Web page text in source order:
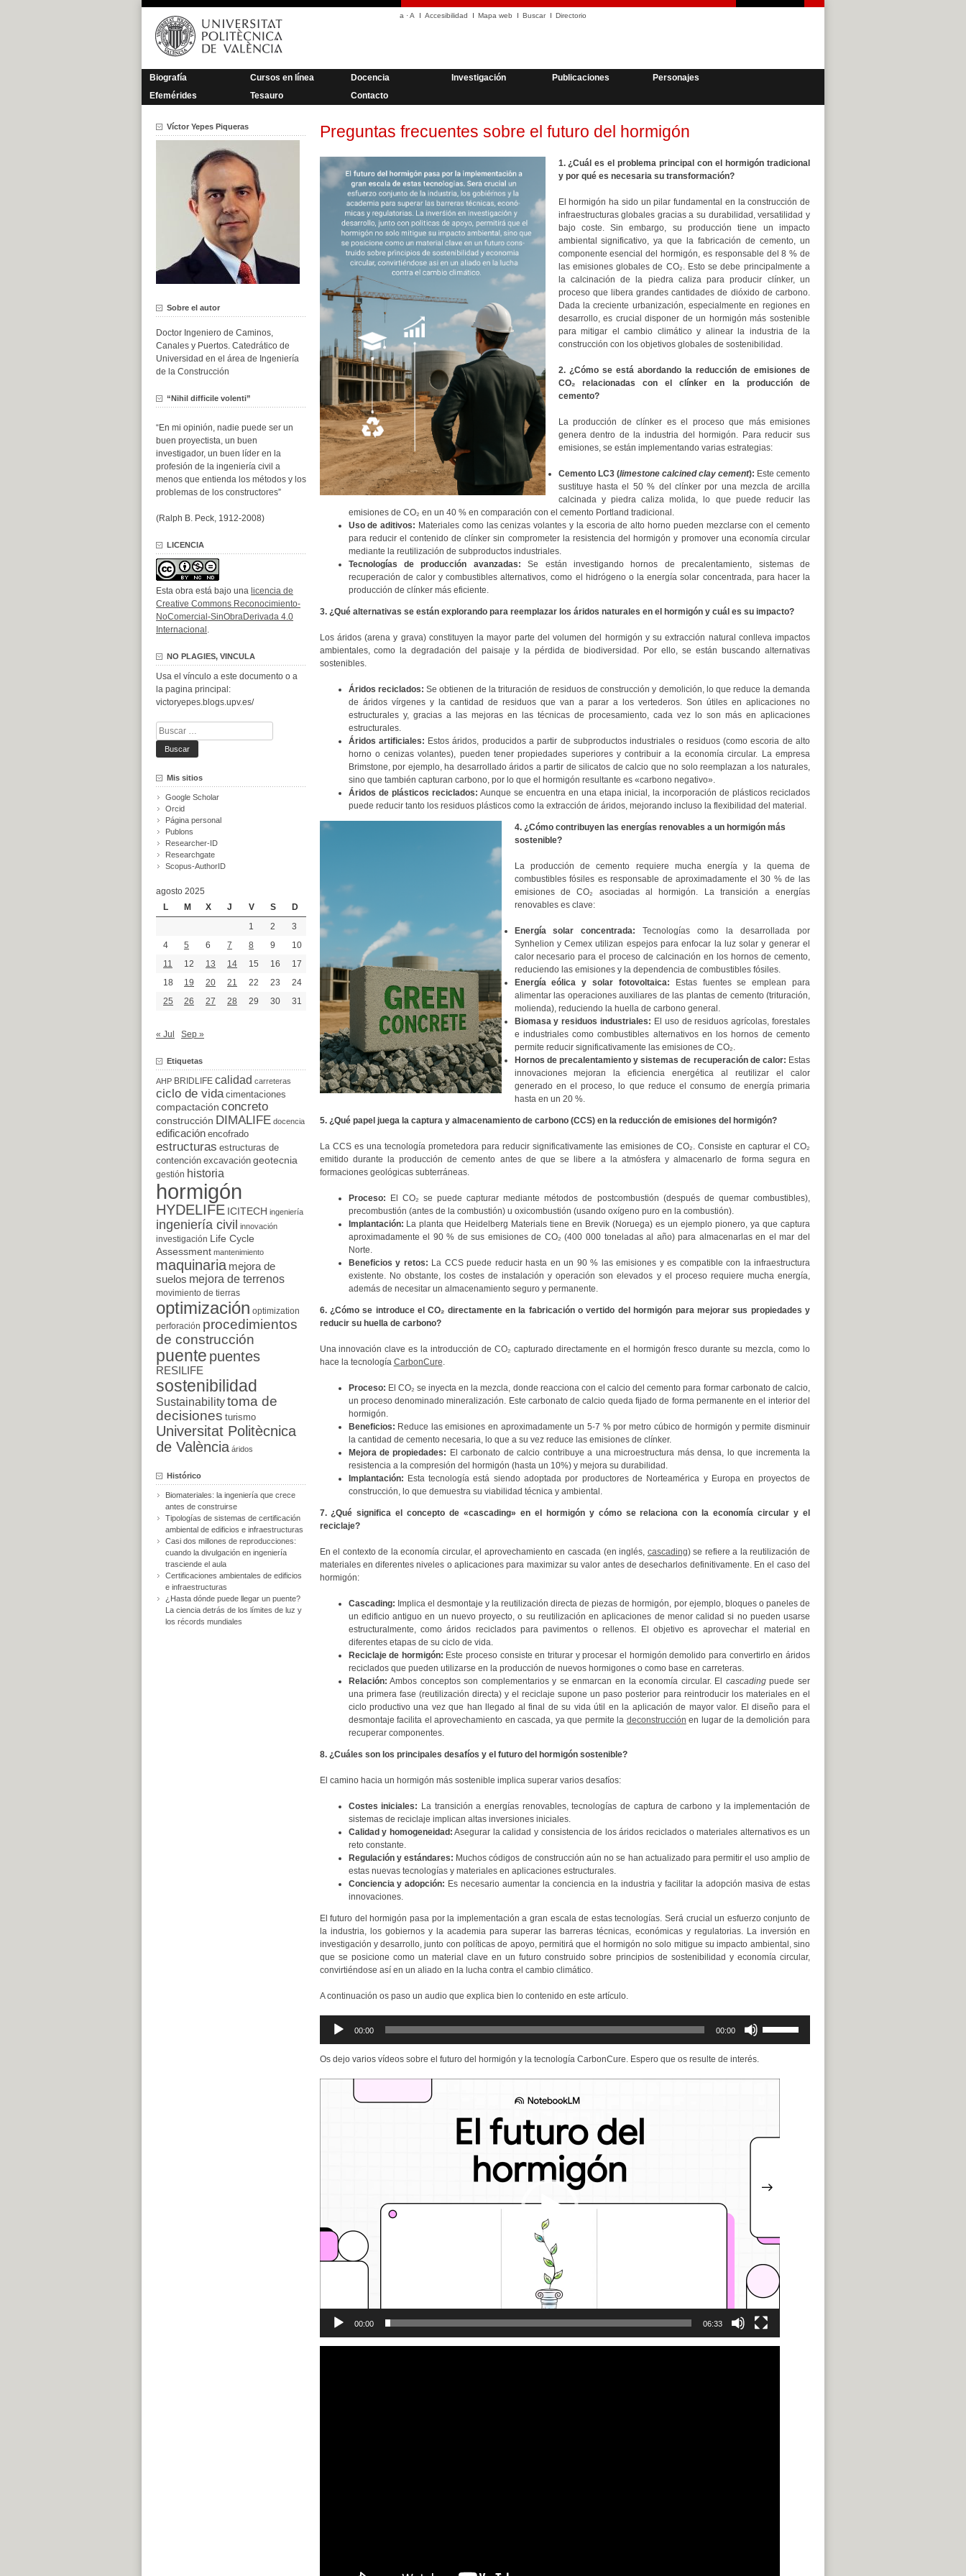
Saltar
contenido
a ·A Accesibilidad Mapa web Buscar Directorio
Biografía Cursos en línea Docencia Investigación Publicaciones
Personajes
Efemérides
Tesauro Contacto
Preguntas frecuentes sobre el futuro del hormigón
1. ¿Cuál es el problema principal con el hormigón tradicional
y por qué es necesaria su transformación?
El hormigón ha sido un pilar fundamental en la construcción de
infraestructuras globales gracias a su durabilidad, versatilidad y
bajo coste. Sin embargo, su producción tiene un impacto
ambiental significativo, ya que la fabricación de cemento, un
componente esencial del hormigón, es responsable del 8 % de
las emisiones globales de CO₂. Esto se debe principalmente a
la calcinación de la piedra caliza para producir clínker, un
proceso que libera grandes cantidades de dióxido de carbono.
Dada la creciente urbanización, especialmente en regiones en
desarrollo, es crucial disponer de un hormigón más sostenible
para mitigar el cambio climático y alinear la industria de la
construcción con los objetivos globales de sostenibilidad.
2. ¿Cómo se está abordando la reducción de emisiones de
CO₂ relacionadas con el clínker en la producción de
cemento?
La producción de clínker es el proceso que más emisiones
genera dentro de la industria del hormigón. Para reducir sus
emisiones, se están implementando varias estrategias:
Cemento LC3 (limestone calcined clay cement): Este cemento
sustituye hasta el 50 % del clínker por una mezcla de arcilla
calcinada y piedra caliza molida, lo que puede reducir las
emisiones de CO₂ en un 40 % en comparación con el cemento Portland tradicional.
Uso de aditivos: Materiales como las cenizas volantes y la escoria de alto horno pueden mezclarse con el cemento
para reducir el contenido de clínker sin comprometer la resistencia del hormigón y promover una economía circular
mediante la reutilización de subproductos industriales.
Tecnologías de producción avanzadas: Se están investigando hornos de precalentamiento, sistemas de
recuperación de calor y combustibles alternativos, como el hidrógeno o la energía solar concentrada, para hacer la
producción de clínker más eficiente.
3. ¿Qué alternativas se están explorando para reemplazar los áridos naturales en el hormigón y cuál es su impacto?
Los áridos (arena y grava) constituyen la mayor parte del volumen del hormigón y su extracción natural conlleva impactos
ambientales, como la degradación del paisaje y la pérdida de biodiversidad. Por ello, se están buscando alternativas
sostenibles.
Áridos reciclados: Se obtienen de la trituración de residuos de construcción y demolición, lo que reduce la demanda
de áridos vírgenes y la cantidad de residuos que van a parar a los vertederos. Son útiles en aplicaciones no
estructurales y, gracias a las mejoras en las técnicas de procesamiento, cada vez lo son más en aplicaciones
estructurales.
Áridos artificiales: Estos áridos, producidos a partir de subproductos industriales o residuos (como escoria de alto
horno o cenizas volantes), pueden tener propiedades superiores y contribuir a la economía circular. La empresa
Brimstone, por ejemplo, ha desarrollado áridos a partir de silicatos de calcio que no solo reemplazan a los naturales,
sino que también capturan carbono, por lo que el hormigón resultante es «carbono negativo».
Áridos de plásticos reciclados: Aunque se encuentra en una etapa inicial, la incorporación de plásticos reciclados
puede reducir tanto los residuos plásticos como la extracción de áridos, mejorando incluso la flexibilidad del material.
4. ¿Cómo contribuyen las energías renovables a un hormigón más
sostenible?
La producción de cemento requiere mucha energía y la quema de
combustibles fósiles es responsable de aproximadamente el 30 % de las
emisiones de CO₂ asociadas al hormigón. La transición a energías
renovables es clave:
Energía solar concentrada: Tecnologías como la desarrollada por
Synhelion y Cemex utilizan espejos para enfocar la luz solar y generar el
calor necesario para el proceso de calcinación en los hornos de cemento,
reduciendo las emisiones y la dependencia de combustibles fósiles.
Energía eólica y solar fotovoltaica: Estas fuentes se emplean para
alimentar las operaciones auxiliares de las plantas de cemento (trituración,
molienda), reduciendo la huella de carbono general.
Biomasa y residuos industriales: El uso de residuos agrícolas, forestales
e industriales como combustibles alternativos en los hornos de cemento
permite reducir significativamente las emisiones de CO₂.
Hornos de precalentamiento y sistemas de recuperación de calor: Estas
innovaciones mejoran la eficiencia energética al reutilizar el calor
generado en el proceso, lo que reduce el consumo de energía primaria
hasta en un 20 %.
5. ¿Qué papel juega la captura y almacenamiento de carbono (CCS) en la reducción de emisiones del hormigón?
La CCS es una tecnología prometedora para reducir significativamente las emisiones de CO₂. Consiste en capturar el CO₂
emitido durante la producción de cemento antes de que se libere a la atmósfera y almacenarlo de forma segura en
formaciones geológicas subterráneas.
Proceso: El CO₂ se puede capturar mediante métodos de postcombustión (después de quemar combustibles),
precombustión (antes de la combustión) u oxicombustión (usando oxígeno puro en la combustión).
Implantación: La planta que Heidelberg Materials tiene en Brevik (Noruega) es un ejemplo pionero, ya que captura
aproximadamente el 90 % de sus emisiones de CO₂ (400 000 toneladas al año) para almacenarlas en el mar del
Norte.
Beneficios y retos: La CCS puede reducir hasta en un 90 % las emisiones y es compatible con la infraestructura
existente. No obstante, los costes de instalación y operación son elevados y el proceso requiere mucha energía,
además de necesitar un almacenamiento seguro y permanente.
6. ¿Cómo se introduce el CO₂ directamente en la fabricación o vertido del hormigón para mejorar sus propiedades y
reducir su huella de carbono?
Una innovación clave es la introducción de CO₂ capturado directamente en el hormigón fresco durante su mezcla, como lo
hace la tecnología CarbonCure.
Proceso: El CO₂ se inyecta en la mezcla, donde reacciona con el calcio del cemento para formar carbonato de calcio,
un proceso denominado mineralización. Este carbonato de calcio queda fijado de forma permanente en el interior del
hormigón.
Beneficios: Reduce las emisiones en aproximadamente un 5-7 % por metro cúbico de hormigón y permite disminuir
la cantidad de cemento necesaria, lo que a su vez reduce las emisiones de clínker.
Mejora de propiedades: El carbonato de calcio contribuye a una microestructura más densa, lo que incrementa la
resistencia a la compresión del hormigón (hasta un 10%) y mejora su durabilidad.
Implantación: Esta tecnología está siendo adoptada por productores de Norteamérica y Europa en proyectos de
construcción, lo que demuestra su viabilidad técnica y ambiental.
7. ¿Qué significa el concepto de «cascading» en el hormigón y cómo se relaciona con la economía circular y el
reciclaje?
En el contexto de la economía circular, el aprovechamiento en cascada (en inglés, cascading) se refiere a la reutilización de
materiales en diferentes niveles o aplicaciones para maximizar su valor antes de desecharlos definitivamente. En el caso del
hormigón:
Cascading: Implica el desmontaje y la reutilización directa de piezas de hormigón, por ejemplo, bloques o paneles de
un edificio antiguo en un nuevo proyecto, o su reutilización en aplicaciones de menor calidad si no pueden usarse
estructuralmente, como áridos reciclados para pavimentos o rellenos. El objetivo es aprovechar el material en
diferentes etapas de su ciclo de vida.
Reciclaje de hormigón: Este proceso consiste en triturar y procesar el hormigón demolido para convertirlo en áridos
reciclados que pueden utilizarse en la producción de nuevos hormigones o como base en carreteras.
Relación: Ambos conceptos son complementarios y se enmarcan en la economía circular. El cascadingpuede ser
una primera fase (reutilización directa) y el reciclaje supone un paso posterior para reintroducir los materiales en el
ciclo productivo una vez que han llegado al final de su vida útil en la aplicación de mayor valor. El diseño para el
desmontaje facilita el aprovechamiento en cascada, ya que permite la deconstrucción en lugar de la demolición para
recuperar componentes.
8. ¿Cuáles son los principales desafíos y el futuro del hormigón sostenible?
El camino hacia un hormigón más sostenible implica superar varios desafíos:
Costes iniciales: La transición a energías renovables, tecnologías de captura de carbono y la implementación de
sistemas de reciclaje implican altas inversiones iniciales.
Calidad y homogeneidad: Asegurar la calidad y consistencia de los áridos reciclados o materiales alternativos es un
reto constante.
Regulación y estándares: Muchos códigos de construcción aún no se han actualizado para permitir el uso amplio de
estas nuevas tecnologías y materiales en aplicaciones estructurales.
Conciencia y adopción: Es necesario aumentar la conciencia en la industria y facilitar la adopción masiva de estas
innovaciones.
El futuro del hormigón pasa por la implementación a gran escala de estas tecnologías. Será crucial un esfuerzo conjunto de
la industria, los gobiernos y la academia para superar las barreras técnicas, económicas y regulatorias. La inversión en
investigación y desarrollo, junto con políticas de apoyo, permitirá que el hormigón no solo mitigue su impacto ambiental, sino
que se posicione como un material clave en un futuro construido sobre principios de sostenibilidad y economía circular,
convirtiéndose así en un aliado en la lucha contra el cambio climático.
A continuación os paso un audio que explica bien lo contenido en este artículo.
Reproductor
audio
00:00 00:00
las
teclas
disminuir
Os dejo varios vídeos sobre el futuro del hormigón y la tecnología CarbonCure. Espero que os resulte de interés.
00:00 06:33
Víctor Yepes Piqueras
Sobre el autor
Doctor Ingeniero de Caminos,
Canales y Puertos. Catedrático de
Universidad en el área de Ingeniería
de la Construcción
“Nihil difficile volenti”
“En mi opinión, nadie puede ser un
buen proyectista, un buen
investigador, un buen líder en la
profesión de la ingeniería civil a
menos que entienda los métodos y los
problemas de los constructores”
(Ralph B. Peck, 1912-2008)
LICENCIA
Esta obra está bajo una licencia de
Creative Commons Reconocimiento-
NoComercial-SinObraDerivada 4.0
Internacional .
NO PLAGIES, VINCULA
Usa el vínculo a este documento o a
la pagina principal:
victoryepes.blogs.upv.es/
Buscar:
Mis sitios
Google Scholar
Orcid
Página personal
Publons
Researcher-ID
Researchgate
Scopus-AuthorID
agosto 2025
L
M X J V S
D
1
2
3
4
5 6 7 8 9
10
11
12 13 14 15 16
17
18
19 20 21 22 23
24
25
26 27 28 29 30 31
« Jul Sep »
Etiquetas
AHP BRIDLIFE calidad carreteras
ciclo de vida cimentaciones
compactación concreto
construcción DIMALIFE docencia
edificación encofrado
estructuras estructuras de
contención excavación geotecnia
gestión historia
hormigón
HYDELIFE ICITECH ingeniería
ingeniería civil innovación
investigación
Life Cycle
Assessment mantenimiento
maquinaria mejora de
suelos mejora de terrenos
movimiento de tierras
optimización optimization
perforación procedimientos
de construcción
puente puentes
RESILIFE
sostenibilidad
Sustainabilitytoma de
decisiones turismo
Universitat Politècnica
de València áridos
Histórico
Biomateriales: la ingeniería que crece
antes de construirse
Tipologías de sistemas de certificación
ambiental de edificios e infraestructuras
Casi dos millones de reproducciones:
cuando la divulgación en ingeniería
trasciende el aula
Certificaciones ambientales de edificios
e infraestructuras
¿Hasta dónde puede llegar un puente?
La ciencia detrás de los límites de luz y
los récords mundiales